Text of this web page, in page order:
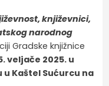
književnici,
narodnog
Gradske knjižnice
veljače 2025. u
u Kaštel Sućurcu na